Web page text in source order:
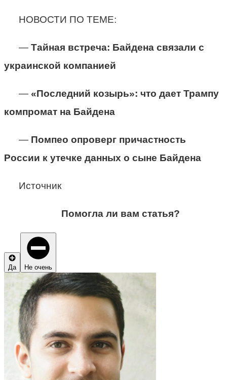
НОВОСТИ ПО ТЕМЕ:
— Тайная встреча: Байдена связали с
украинской компанией
— «Последний козырь»: что дает Трампу
компромат на Байдена
— Помпео опроверг причастность
России к утечке данных о сыне Байдена
Источник
Помогла ли вам статья?
Да Не очень